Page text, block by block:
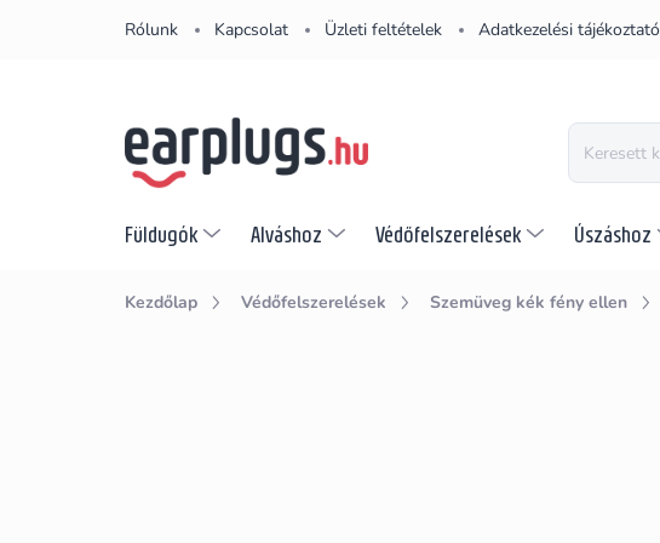
Rólunk Kapcsolat Üzleti feltételek Adatkezelési tájékoztató
Füldugók Alváshoz Védőfelszerelések Úszáshoz
Kezdőlap Védőfelszerelések Szemüveg kék fény ellen